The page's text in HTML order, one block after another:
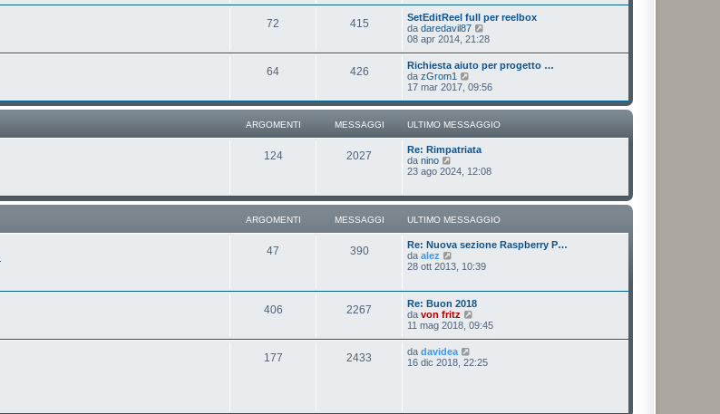
e
s
s
a
g
g
i
o
u
l
t
i
m
o
e
s
s
a
g
i
72 415
SetEditReel full per reelbox
da daredavil87
e
u
l
t
i
o
m
s
g
o
08 apr 2014, 21:28
64 426
Richiesta aiuto per progetto …
da zGrom1
e
i
l
t
i
o
e
s
s
g
o
17 mar 2017, 09:56
ARGOMENTI MESSAGGI ULTIMO MESSAGGIO
124 2027
Re: Rimpatriata
da nino
e
u
t
i
m
m
s
s
a
g
o
23 ago 2024, 12:08
ARGOMENTI MESSAGGI ULTIMO MESSAGGIO
47 390
Re: Nuova sezione Raspberry P…
da alez
e
u
t
i
m
o
m
28 ott 2013, 10:39
406 2267
Re: Buon 2018
da von fritz
e
u
l
o
11 mag 2018, 09:45
177 2433 da davidea
e
16 dic 2018, 22:25